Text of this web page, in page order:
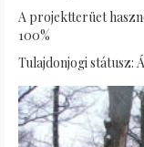
A projektterüet
100%
Tulajdonjogi státusz: